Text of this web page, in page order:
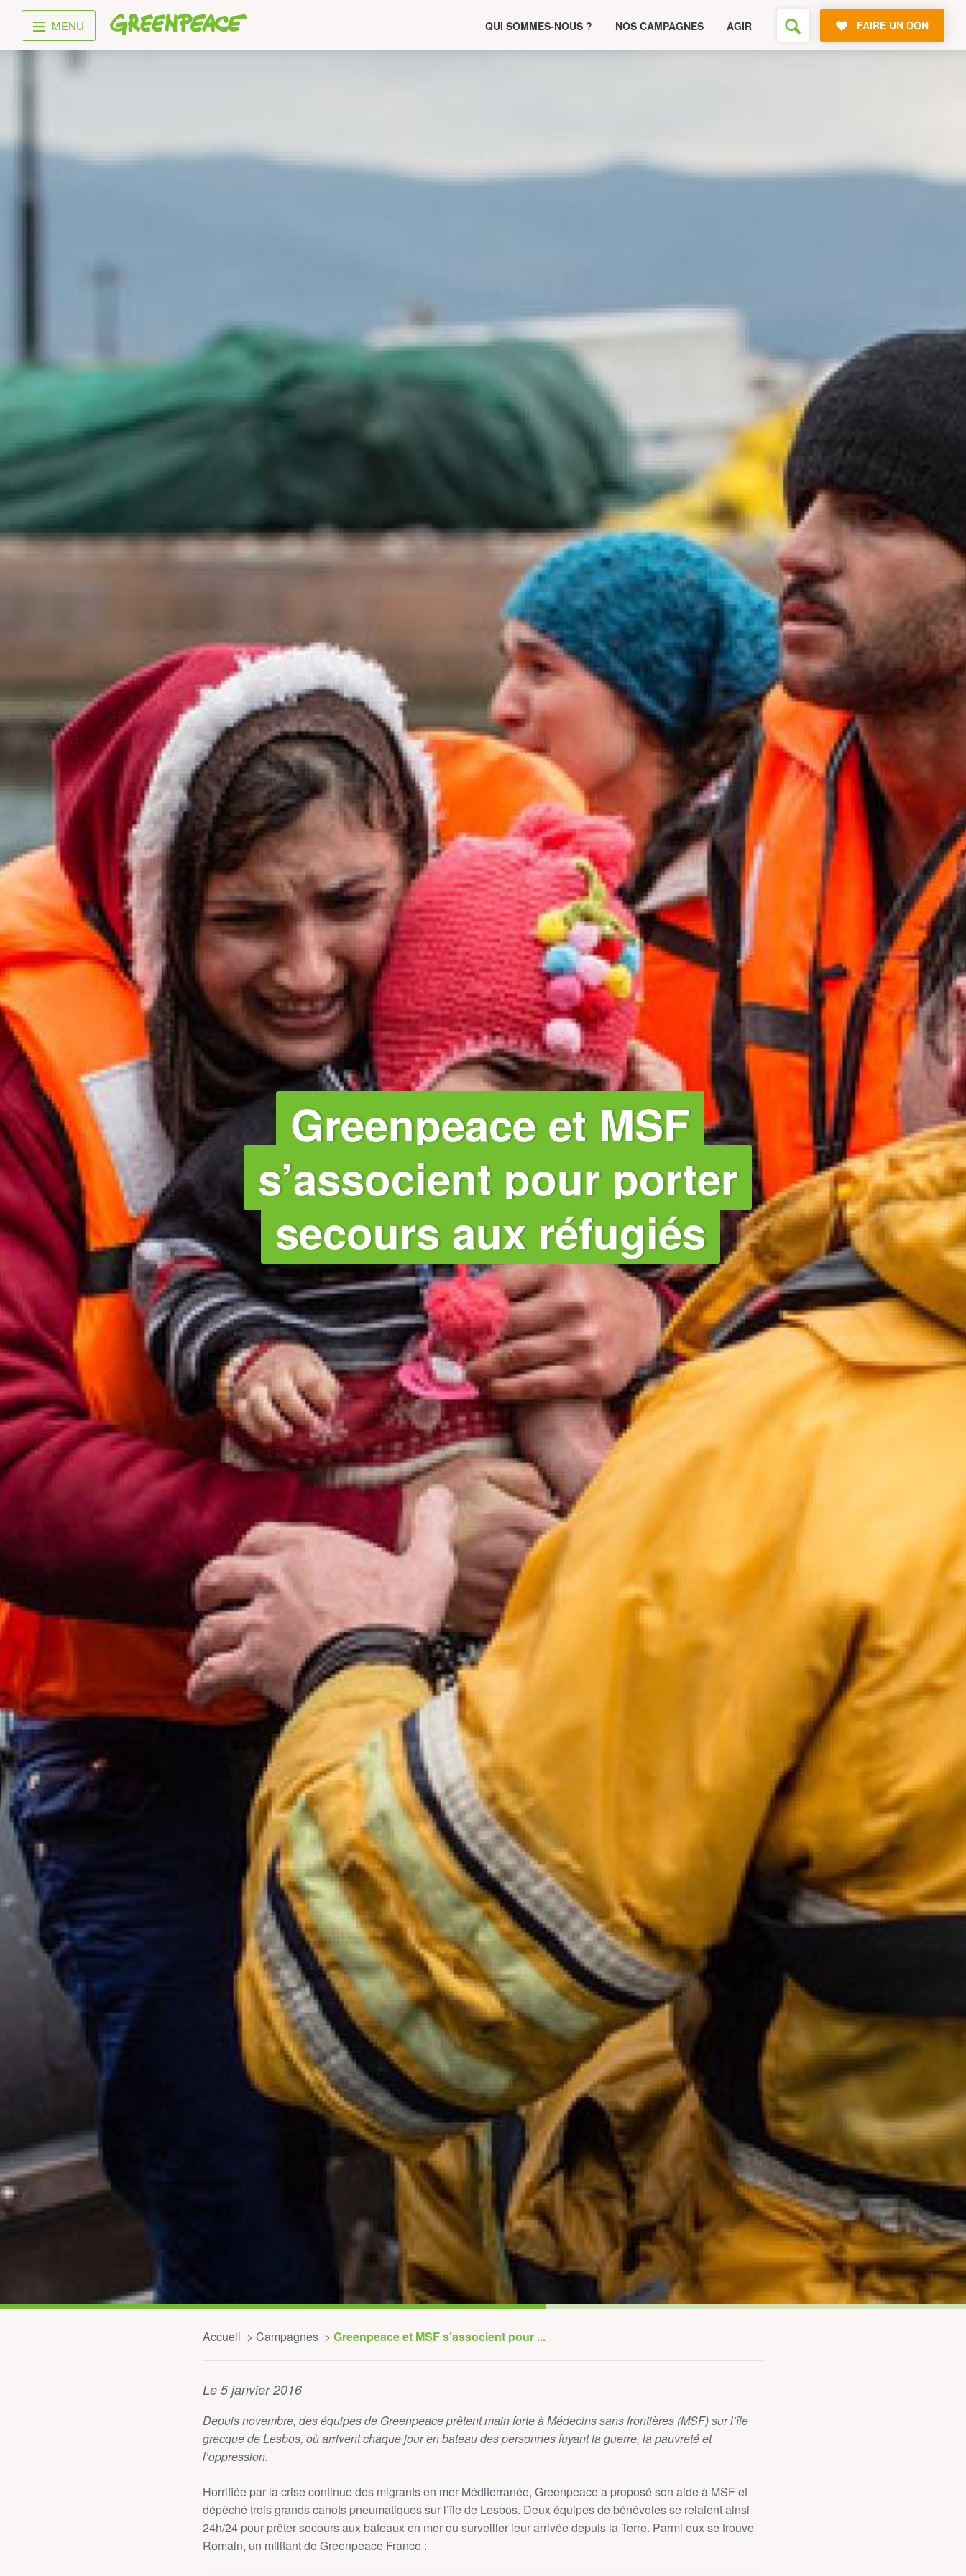
Greenpeace
MENU QUI SOMMES-NOUS ? NOS CAMPAGNES AGIR FAIRE UN DON
Greenpeace et MSF
s’associent pour porter
secours aux réfugiés
Accueil Campagnes Greenpeace et MSF s'associent pour ...
Le 5 janvier 2016
Depuis novembre, des équipes de Greenpeace prêtent main forte à Médecins sans frontières (MSF) sur l’île
grecque de Lesbos, où arrivent chaque jour en bateau des personnes fuyant la guerre, la pauvreté et
l’oppression.
Horrifiée par la crise continue des migrants en mer Méditerranée, Greenpeace a proposé son aide à MSF et
dépêché trois grands canots pneumatiques sur l’île de Lesbos. Deux équipes de bénévoles se relaient ainsi
24h/24 pour prêter secours aux bateaux en mer ou surveiller leur arrivée depuis la Terre. Parmi eux se trouve
Romain, un militant de Greenpeace France :